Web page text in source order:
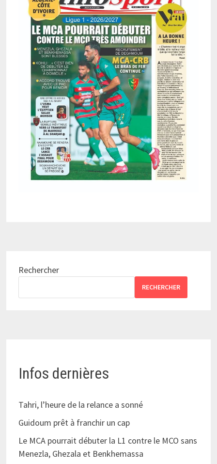
Rechercher
RECHERCHER
Infos dernières
Tahri, l’heure de la relance a sonné
Guidoum prêt à franchir un cap
Le MCA pourrait débuter la L1 contre le MCO sans
Menezla, Ghezala et Benkhemassa